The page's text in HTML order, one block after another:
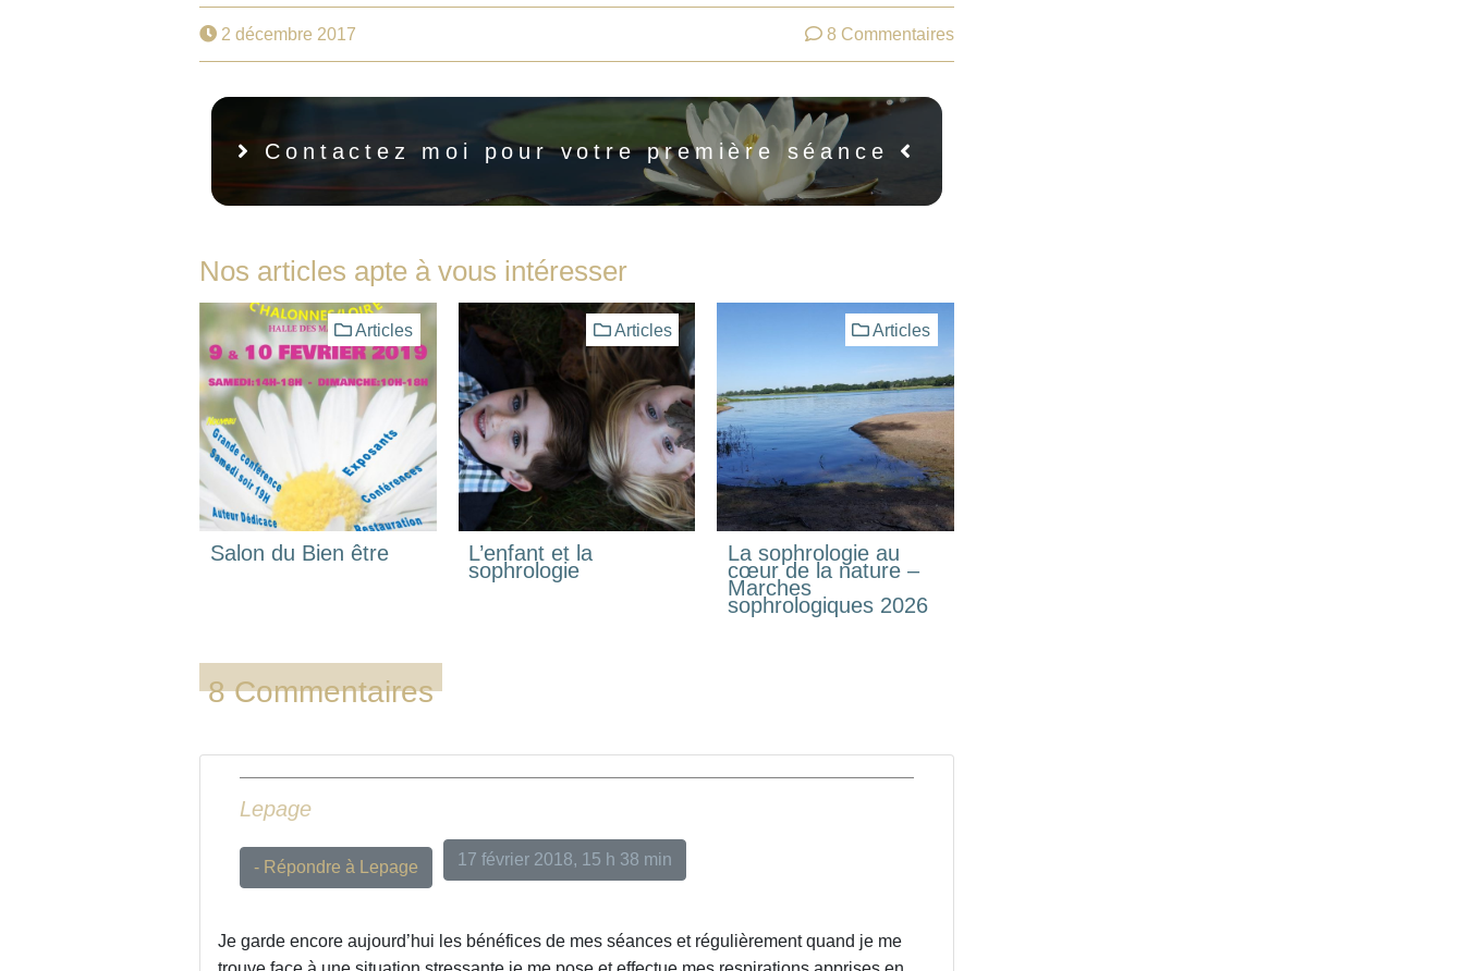
2 décembre 2017 8 Commentaires
Contactez moi pour votre première séance
8 Commentaires
Lepage
17 février 2018, 15 h 38 min
- Répondre à Lepage
Je garde encore aujourd’hui les bénéfices de mes séances et régulièrement quand je me
Nos articles apte à vous intéresser
Articles
Salon du Bien être
Articles
L’enfant et la
sophrologie
Articles
La sophrologie au
cœur de la nature –
Marches
sophrologiques 2026